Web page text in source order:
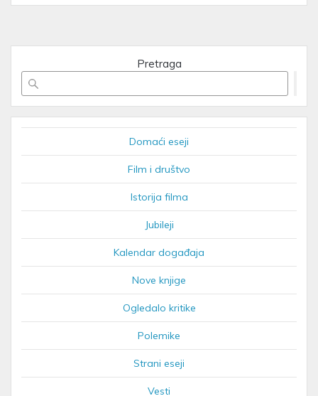
Pretraga
Domaći eseji
Film i društvo
Istorija filma
Jubileji
Kalendar događaja
Nove knjige
Ogledalo kritike
Polemike
Strani eseji
Vesti